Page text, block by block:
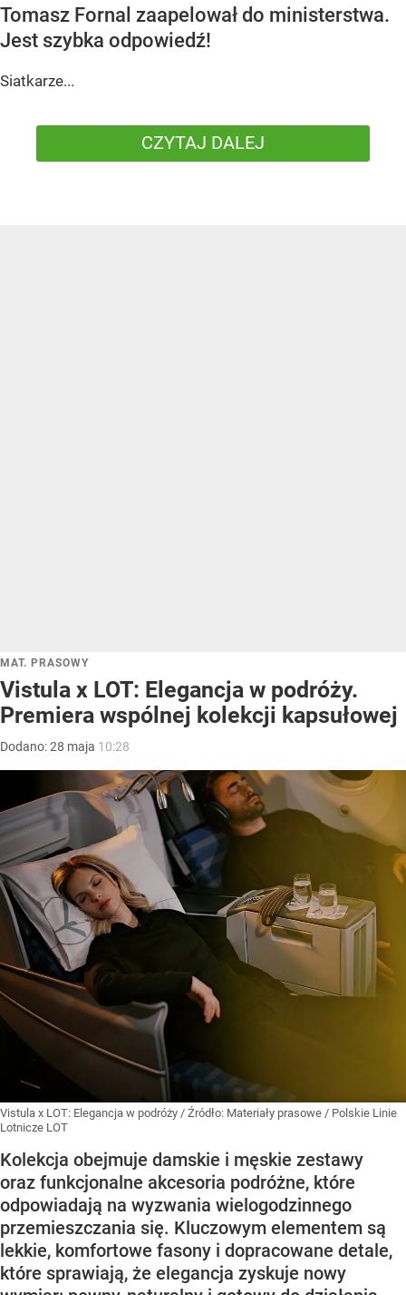
Tomasz Fornal zaapelował do ministerstwa.
Jest szybka odpowiedź!
Siatkarze...
CZYTAJ DALEJ
MAT. PRASOWY
Vistula x LOT: Elegancja w podróży.
Premiera wspólnej kolekcji kapsułowej
Dodano:28 maja 10:28
Vistula x LOT: Elegancja w podróży / Źródło: Materiały prasowe / Polskie Linie
Lotnicze LOT
Kolekcja obejmuje damskie i męskie zestawy
oraz funkcjonalne akcesoria podróżne, które
odpowiadają na wyzwania wielogodzinnego
przemieszczania się. Kluczowym elementem są
lekkie, komfortowe fasony i dopracowane detale,
które sprawiają, że elegancja zyskuje nowy